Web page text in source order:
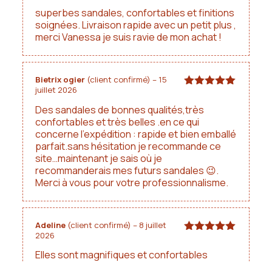
superbes sandales, confortables et finitions
soignées. Livraison rapide avec un petit plus ,
merci Vanessa je suis ravie de mon achat !
5
Bietrix ogier (client confirmé) –15
juillet 2026
Des sandales de bonnes qualités,très
confortables et très belles .en ce qui
concerne l’expédition : rapide et bien emballé
parfait.sans hésitation je recommande ce
site…maintenant je sais où je
recommanderais mes futurs sandales 😉.
Merci à vous pour votre professionnalisme.
5
Adeline (client confirmé) – 8 juillet
2026
Elles sont magnifiques et confortables